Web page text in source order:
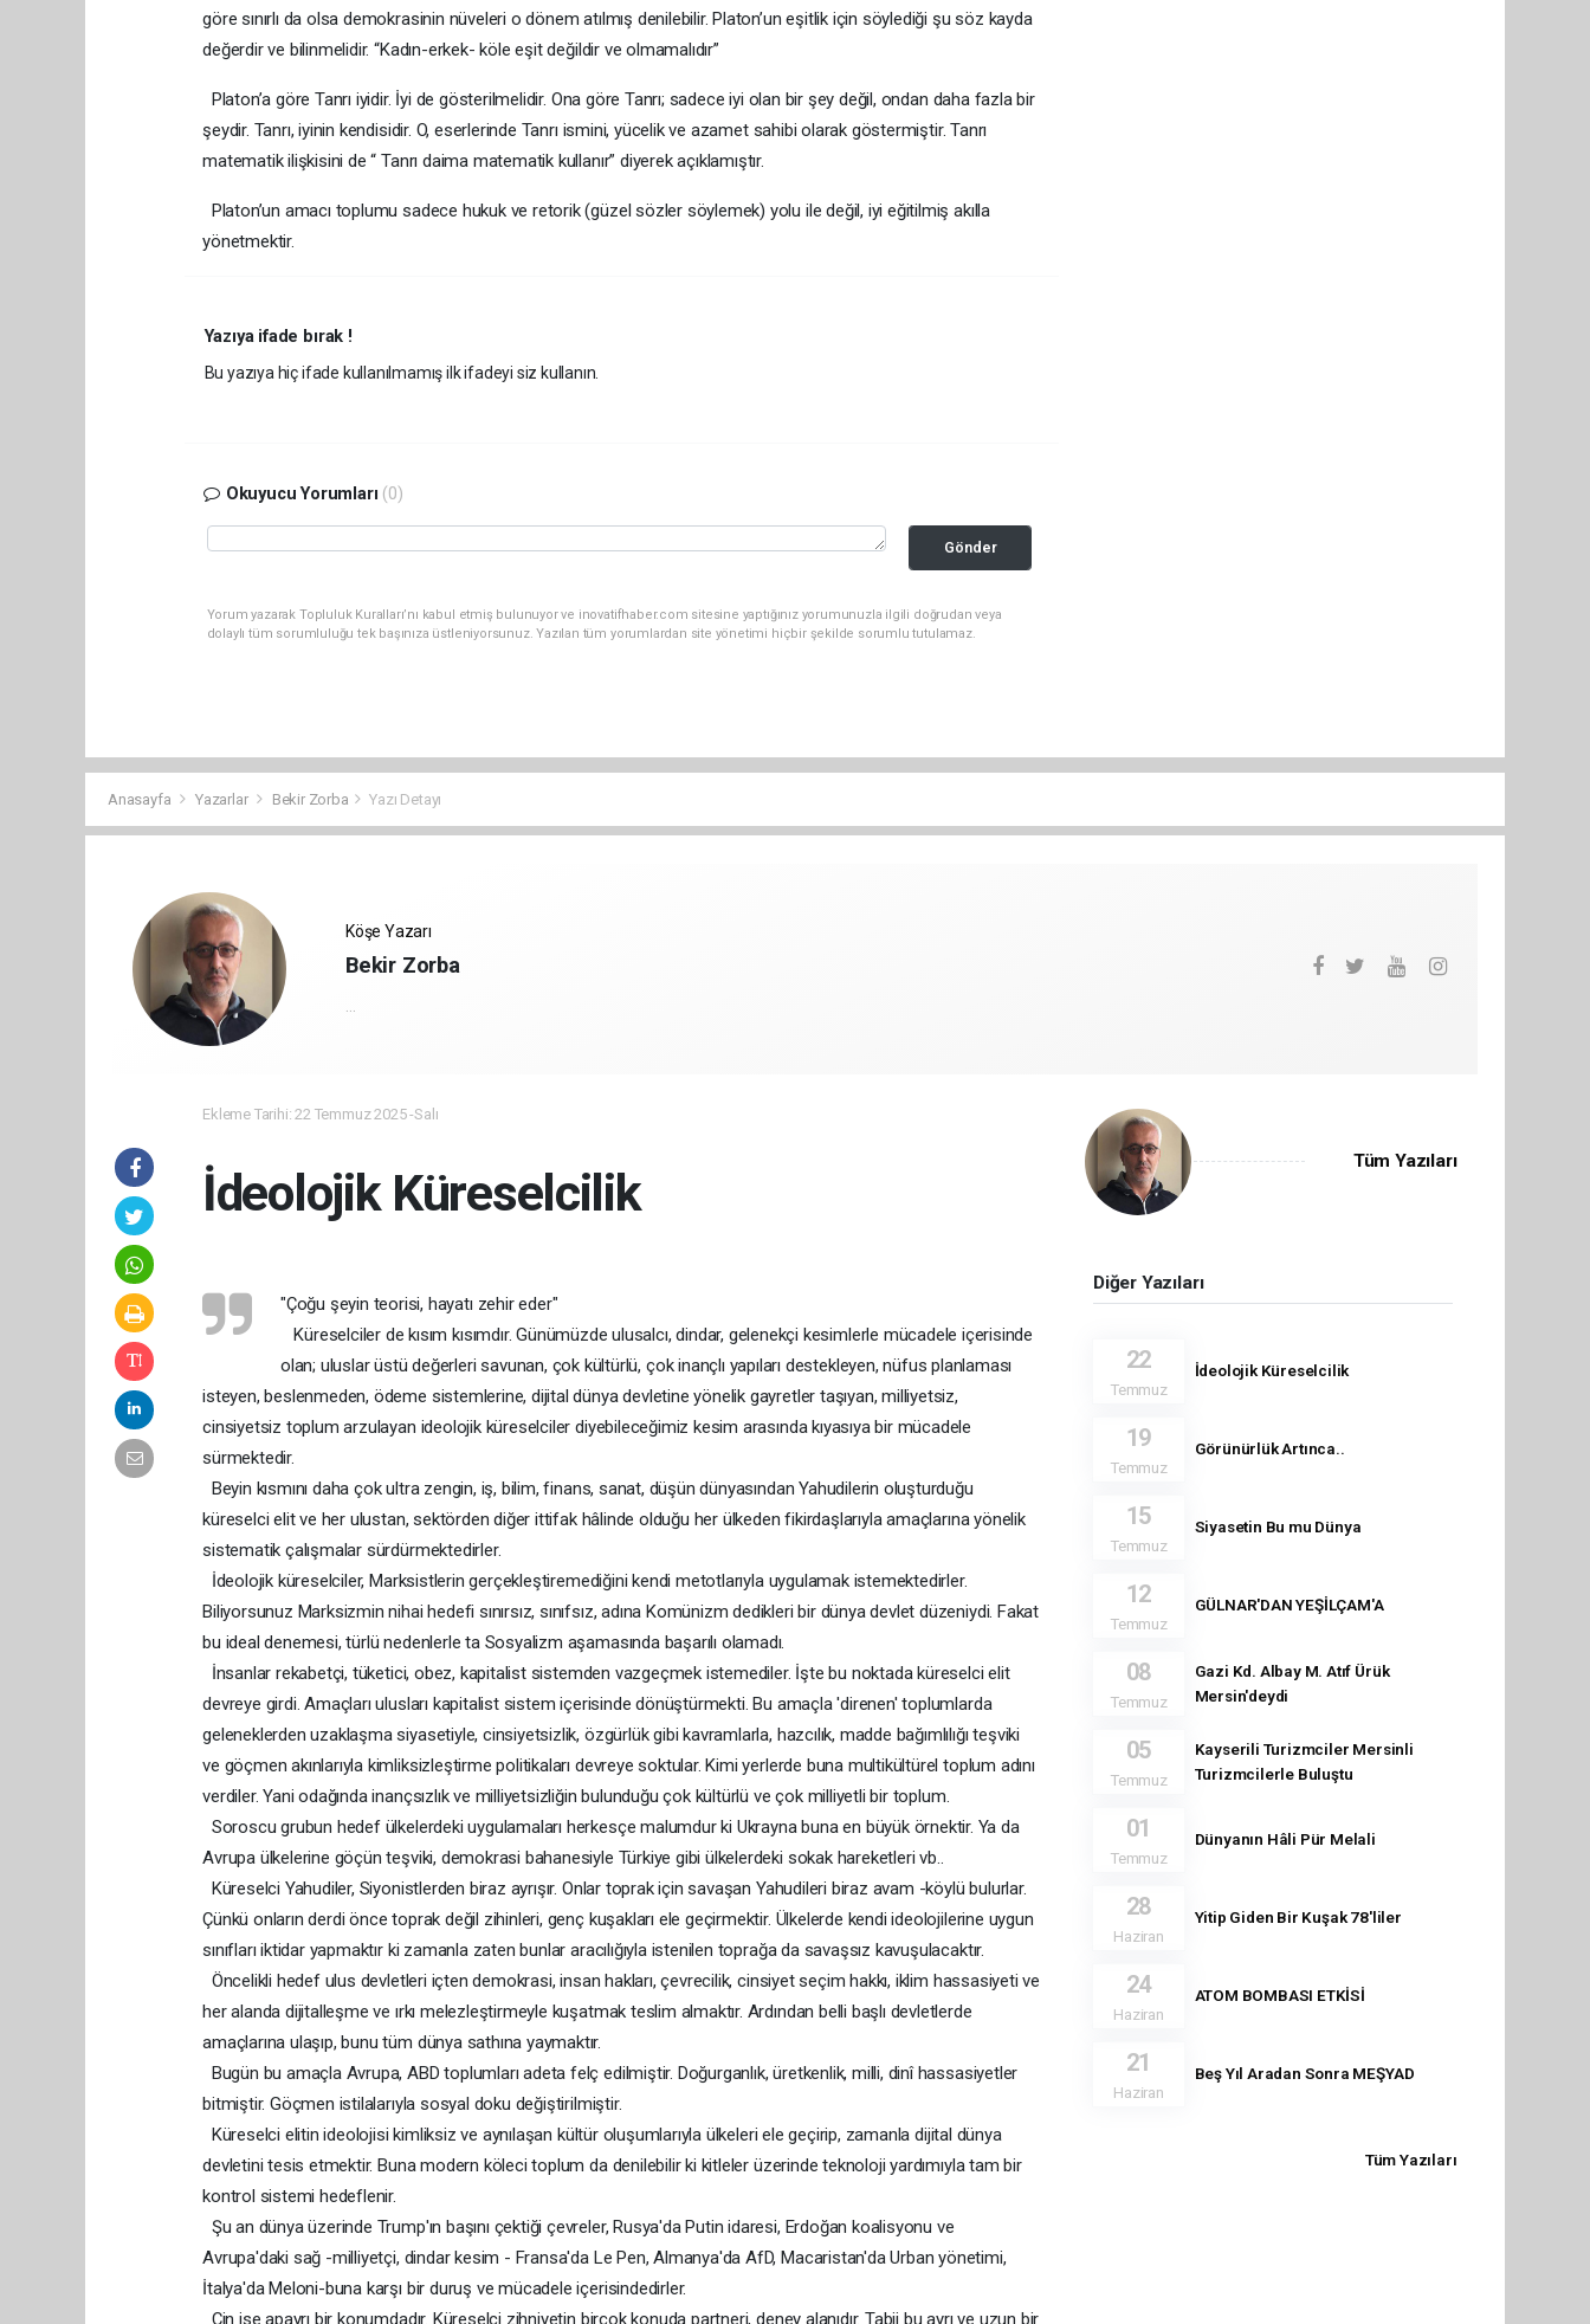
göre sınırlı da olsa demokrasinin nüveleri o dönem atılmış denilebilir. Platon’un eşitlik için söylediği şu söz kayda
değerdir ve bilinmelidir. “Kadın-erkek- köle eşit değildir ve olmamalıdır”
Platon’a göre Tanrı iyidir. İyi de gösterilmelidir. Ona göre Tanrı; sadece iyi olan bir şey değil, ondan daha fazla bir
şeydir. Tanrı, iyinin kendisidir. O, eserlerinde Tanrı ismini, yücelik ve azamet sahibi olarak göstermiştir. Tanrı
matematik ilişkisini de “ Tanrı daima matematik kullanır” diyerek açıklamıştır.
Platon’un amacı toplumu sadece hukuk ve retorik (güzel sözler söylemek) yolu ile değil, iyi eğitilmiş akılla
yönetmektir.
Yazıya ifade bırak !
Bu yazıya hiç ifade kullanılmamış ilk ifadeyi siz kullanın.
Okuyucu Yorumları (0)
Gönder
Yorum yazarak Topluluk Kuralları’nı kabul etmiş bulunuyor ve inovatifhaber.com sitesine yaptığınız yorumunuzla ilgili doğrudan veya
dolaylı tüm sorumluluğu tek başınıza üstleniyorsunuz. Yazılan tüm yorumlardan site yönetimi hiçbir şekilde sorumlu tutulamaz.
Anasayfa Yazarlar Bekir Zorba Yazı Detayı
Köşe Yazarı
Bekir Zorba
Ekleme Tarihi: 22 Temmuz 2025 -Salı
İdeolojik Küreselcilik
"Çoğu şeyin teorisi, hayatı zehir eder"
Küreselciler de kısım kısımdır. Günümüzde ulusalcı, dindar, gelenekçi kesimlerle mücadele içerisinde
olan; uluslar üstü değerleri savunan, çok kültürlü, çok inançlı yapıları destekleyen, nüfus planlaması
isteyen, beslenmeden, ödeme sistemlerine, dijital dünya devletine yönelik gayretler taşıyan, milliyetsiz,
cinsiyetsiz toplum arzulayan ideolojik küreselciler diyebileceğimiz kesim arasında kıyasıya bir mücadele
sürmektedir.
Beyin kısmını daha çok ultra zengin, iş, bilim, finans, sanat, düşün dünyasından Yahudilerin oluşturduğu
küreselci elit ve her ulustan, sektörden diğer ittifak hâlinde olduğu her ülkeden fikirdaşlarıyla amaçlarına yönelik
sistematik çalışmalar sürdürmektedirler.
İdeolojik küreselciler, Marksistlerin gerçekleştiremediğini kendi metotlarıyla uygulamak istemektedirler.
Biliyorsunuz Marksizmin nihai hedefi sınırsız, sınıfsız, adına Komünizm dedikleri bir dünya devlet düzeniydi. Fakat
bu ideal denemesi, türlü nedenlerle ta Sosyalizm aşamasında başarılı olamadı.
İnsanlar rekabetçi, tüketici, obez, kapitalist sistemden vazgeçmek istemediler. İşte bu noktada küreselci elit
devreye girdi. Amaçları ulusları kapitalist sistem içerisinde dönüştürmekti. Bu amaçla 'direnen' toplumlarda
geleneklerden uzaklaşma siyasetiyle, cinsiyetsizlik, özgürlük gibi kavramlarla, hazcılık, madde bağımlılığı teşviki
ve göçmen akınlarıyla kimliksizleştirme politikaları devreye soktular. Kimi yerlerde buna multikültürel toplum adını
verdiler. Yani odağında inançsızlık ve milliyetsizliğin bulunduğu çok kültürlü ve çok milliyetli bir toplum.
Soroscu grubun hedef ülkelerdeki uygulamaları herkesçe malumdur ki Ukrayna buna en büyük örnektir. Ya da
Avrupa ülkelerine göçün teşviki, demokrasi bahanesiyle Türkiye gibi ülkelerdeki sokak hareketleri vb..
Küreselci Yahudiler, Siyonistlerden biraz ayrışır. Onlar toprak için savaşan Yahudileri biraz avam -köylü bulurlar.
Çünkü onların derdi önce toprak değil zihinleri, genç kuşakları ele geçirmektir. Ülkelerde kendi ideolojilerine uygun
sınıfları iktidar yapmaktır ki zamanla zaten bunlar aracılığıyla istenilen toprağa da savaşsız kavuşulacaktır.
Öncelikli hedef ulus devletleri içten demokrasi, insan hakları, çevrecilik, cinsiyet seçim hakkı, iklim hassasiyeti ve
her alanda dijitalleşme ve ırkı melezleştirmeyle kuşatmak teslim almaktır. Ardından belli başlı devletlerde
amaçlarına ulaşıp, bunu tüm dünya sathına yaymaktır.
Bugün bu amaçla Avrupa, ABD toplumları adeta felç edilmiştir. Doğurganlık, üretkenlik, milli, dinî hassasiyetler
bitmiştir. Göçmen istilalarıyla sosyal doku değiştirilmiştir.
Küreselci elitin ideolojisi kimliksiz ve aynılaşan kültür oluşumlarıyla ülkeleri ele geçirip, zamanla dijital dünya
devletini tesis etmektir. Buna modern köleci toplum da denilebilir ki kitleler üzerinde teknoloji yardımıyla tam bir
kontrol sistemi hedeflenir.
Şu an dünya üzerinde Trump'ın başını çektiği çevreler, Rusya'da Putin idaresi, Erdoğan koalisyonu ve
Avrupa'daki sağ -milliyetçi, dindar kesim - Fransa'da Le Pen, Almanya'da AfD, Macaristan'da Urban yönetimi,
İtalya'da Meloni-buna karşı bir duruş ve mücadele içerisindedirler.
Çin ise apayrı bir konumdadır. Küreselci zihniyetin birçok konuda partneri, deney alanıdır. Tabii bu ayrı ve uzun bir
Tüm Yazıları
Diğer Yazıları
22
Temmuz
İdeolojik Küreselcilik
19
Temmuz
Görünürlük Artınca..
15
Temmuz
Siyasetin Bu mu Dünya
12
Temmuz
GÜLNAR'DAN YEŞİLÇAM'A
08
Temmuz
Gazi Kd. Albay M. Atıf Ürük
Mersin'deydi
05
Temmuz
Kayserili Turizmciler Mersinli
Turizmcilerle Buluştu
01
Temmuz
Dünyanın Hâli Pür Melali
28
Haziran
Yitip Giden Bir Kuşak 78'liler
24
Haziran
ATOM BOMBASI ETKİSİ
21
Haziran
Beş Yıl Aradan Sonra MEŞYAD
Tüm Yazıları